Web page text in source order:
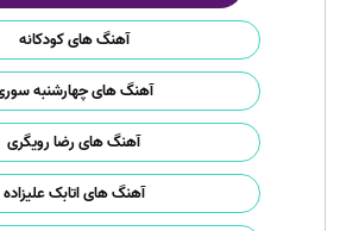
آهنگ های کودکانه
آهنگ های چهارشنبه
آهنگ های رضا رویگری
آهنگ های اتابک علیزاده